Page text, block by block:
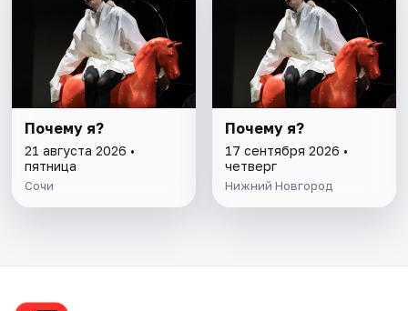
Почему я?
21 августа 2026 •
пятница
Сочи
Почему я?
17 сентября 2026 •
четверг
Нижний Новгород